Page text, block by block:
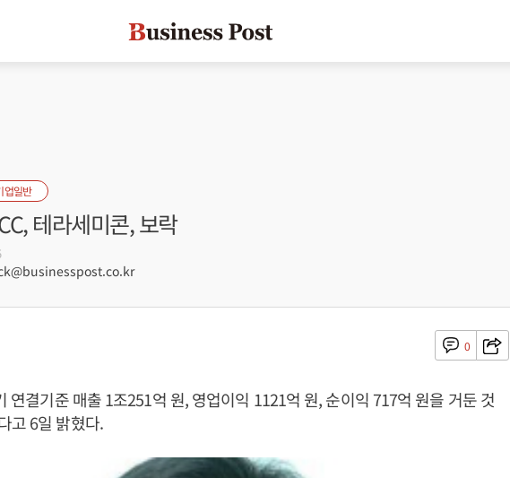
업일반
테라세미콘, 보락
0
연결기준 매출 1조251억 원, 영업이익 1121억 원, 순이익 717억 원을 거둔 것
고 6일 밝혔다.